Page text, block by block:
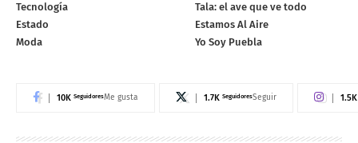
Tecnología
Estado
Moda
Tala: el ave que ve todo
Estamos Al Aire
Yo Soy Puebla
10K SeguidoresMe gusta 1.7K SeguidoresSeguir 1.5K